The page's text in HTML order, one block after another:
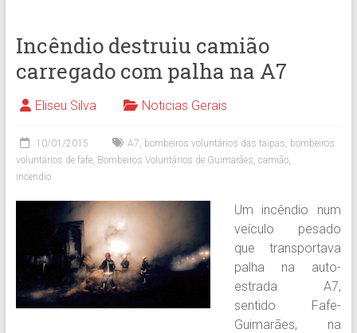
Incêndio destruiu camião
carregado com palha na A7
Eliseu Silva Noticias Gerais
10/01/2015 A7, bombeiros voluntários das taipas, bombeiros
voluntários de fafe, Bombeiros Voluntários de Guimarães, camião,
incendio
Um incêndio num
veículo pesado
que transportava
palha na auto-
estrada A7,
sentido Fafe-
Guimarães, na